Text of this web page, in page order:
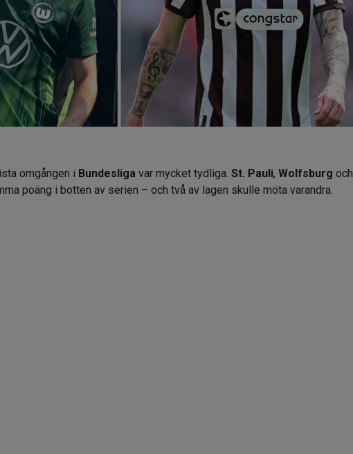
omgången i Bundesliga var mycket tydliga. St. Pauli, Wolfsburg och
poäng i botten av serien – och två av lagen skulle möta varandra.